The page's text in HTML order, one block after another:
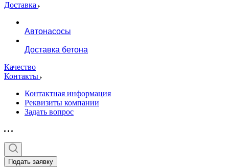
Доставка
Автонасосы
Доставка бетона
Качество
Контакты
Контактная информация
Реквизиты компании
Задать вопрос
Подать заявку